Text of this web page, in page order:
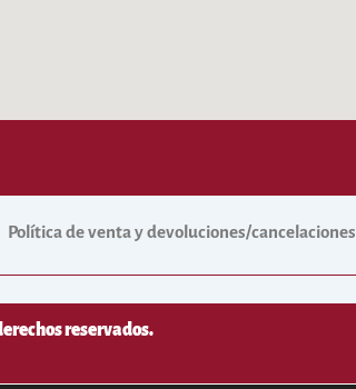
Política de venta y devoluciones/cancelaciones
reservados.